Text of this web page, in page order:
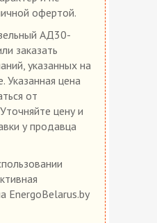
офертой.
АД30-
заказать
указанных на
Указанная цена
от
цену и
у продавца
EnergoBelarus.by